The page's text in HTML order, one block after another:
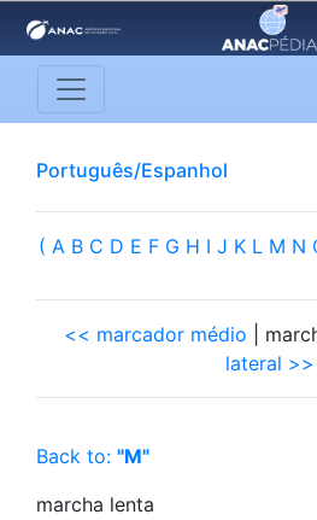
Português/Espanhol
( A B C D E F G H I J K L M N
<< marcador médio |
lateral >>
Back to: "M"
marcha lenta